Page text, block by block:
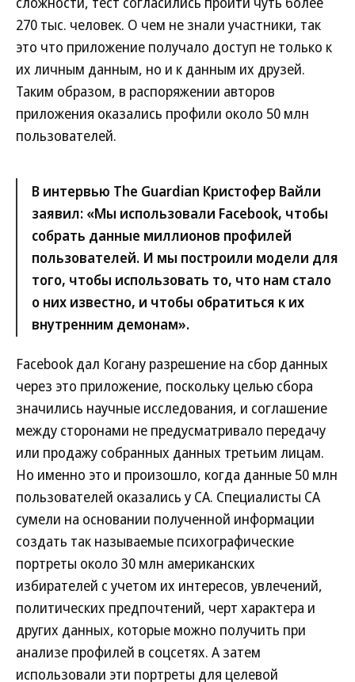
270 тыс. человек. О чем не знали участники, так
это что приложение получало доступ не только к
их личным данным, но и к данным их друзей.
Таким образом, в распоряжении авторов
приложения оказались профили около 50 млн
пользователей.
В интервью The Guardian Кристофер Вайли
заявил: «Мы использовали Facebook, чтобы
собрать данные миллионов профилей
пользователей. И мы построили модели для
того, чтобы использовать то, что нам стало
о них известно, и чтобы обратиться к их
внутренним демонам».
Facebook дал Когану разрешение на сбор данных
через это приложение, поскольку целью сбора
значились научные исследования, и соглашение
между сторонами не предусматривало передачу
или продажу собранных данных третьим лицам.
Но именно это и произошло, когда данные 50 млн
пользователей оказались у CA. Специалисты CA
сумели на основании полученной информации
создать так называемые психографические
портреты около 30 млн американских
избирателей с учетом их интересов, увлечений,
политических предпочтений, черт характера и
других данных, которые можно получить при
анализе профилей в соцсетях. А затем
использовали эти портреты для целевой